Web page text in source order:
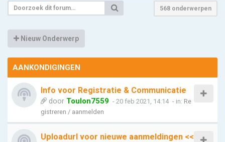
568 onderwerpen
Nieuw Onderwerp
AANKONDIGINGEN
Info voor Registratie & Communicatie
door Toulon7559 - 20 feb 2021, 14:14 - in: Re
gistreren / aanmelden
Uploadurl voor nieuwe aanmeldingen <<